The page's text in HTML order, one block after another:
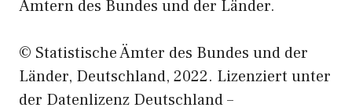
Ämtern des Bundes und der Länder.
© Statistische Ämter des Bundes und der
Länder, Deutschland, 2022. Lizenziert unter
der Datenlizenz Deutschland –